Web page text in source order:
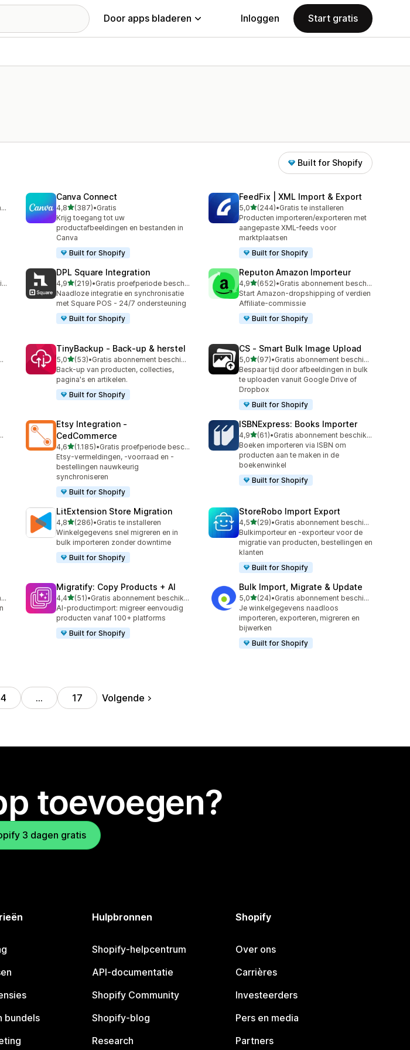
Door apps bladeren Inloggen Start gratis
Built for Shopify
Gratis abonnement beschikbaar
Canva Connect
4,8van 5 sterren
(387)
387 recensies in totaal
•Gratis
Krijg toegang tot uw
productafbeeldingen en bestanden in
Canva
Built for Shopify
FeedFix | XML Import & Export
5,0van 5 sterren
(244)
244 recensies in totaal
•Gratis te installeren
Producten importeren/exporteren met
aangepaste XML-feeds voor
marktplaatsen
Built for Shopify
Gratis abonnement beschikbaar
DPL Square Integration
4,9van 5 sterren
(219)
219 recensies in totaal
•
Gratis proefperiode beschikbaar
Naadloze integratie en synchronisatie
met Square POS - 24/7 ondersteuning
Built for Shopify
Reputon Amazon Importeur
4,9van 5 sterren
(652)
652 recensies in totaal
•
Gratis abonnement beschikbaar
Start Amazon-dropshipping of verdien
Affiliate-commissie
Built for Shopify
beschikbaar
TinyBackup ‑ Back‑up & herstel
5,0van 5 sterren
(53)
53 recensies in totaal
•
Gratis abonnement beschikbaar
Back-up van producten, collecties,
pagina's en artikelen.
Built for Shopify
CS ‑ Smart Bulk Image Upload
5,0van 5 sterren
(97)
97 recensies in totaal
•
Gratis abonnement beschikbaar
Bespaar tijd door afbeeldingen in bulk
te uploaden vanuit Google Drive of
Dropbox
Built for Shopify
beschikbaar
Etsy Integration ‑
CedCommerce
4,6van 5 sterren
(1.185)
1185 recensies in totaal
•
Gratis proefperiode beschikbaar
Etsy-vermeldingen, -voorraad en -
bestellingen nauwkeurig
synchroniseren
Built for Shopify
ISBNExpress: Books Importer
4,9van 5 sterren
(61)
61 recensies in totaal
•
Gratis abonnement beschikbaar
Boeken importeren via ISBN om
producten aan te maken in de
boekenwinkel
Built for Shopify
LitExtension Store Migration
4,8van 5 sterren
(286)
286 recensies in totaal
•Gratis te installeren
Winkelgegevens snel migreren en in
bulk importeren zonder downtime
Built for Shopify
StoreRobo Import Export
4,5van 5 sterren
(29)
29 recensies in totaal
•
Gratis abonnement beschikbaar
Bulkimporteur en -exporteur voor de
migratie van producten, bestellingen en
klanten
Built for Shopify
Gratis abonnement beschikbaar
Migratify: Copy Products + AI
4,4van 5 sterren
(51)
51 recensies in totaal
•
Gratis abonnement beschikbaar
AI-productimport: migreer eenvoudig
producten vanaf 100+ platforms
Built for Shopify
Bulk Import, Migrate & Update
5,0van 5 sterren
(24)
24 recensies in totaal
•
Gratis abonnement beschikbaar
Je winkelgegevens naadloos
importeren, exporteren, migreren en
bijwerken
Built for Shopify
4 … 17 Volgende
toevoegen?
3 dagen gratis
bundels
Hulpbronnen
Shopify-helpcentrum
API-documentatie
Shopify Community
Shopify-blog
Research
Shopify
Over ons
Carrières
Investeerders
Pers en media
Partners